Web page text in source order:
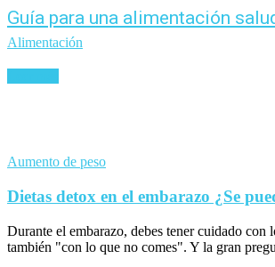
Guía para una alimentación
Alimentación
Aumento de peso
Dietas detox en el embarazo ¿Se
Durante el embarazo, debes tener cuidado con
también "con lo que no comes". Y la gran